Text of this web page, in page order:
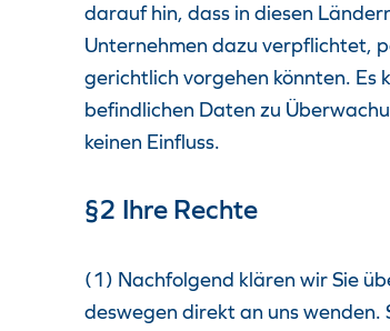
darauf hin, dass in diesen
Unternehmen dazu verpflichtet,
gerichtlich vorgehen könnten. Es
befindlichen Daten zu
keinen Einfluss.
§2 Ihre Rechte
(1) Nachfolgend klären wir Sie
deswegen direkt an uns